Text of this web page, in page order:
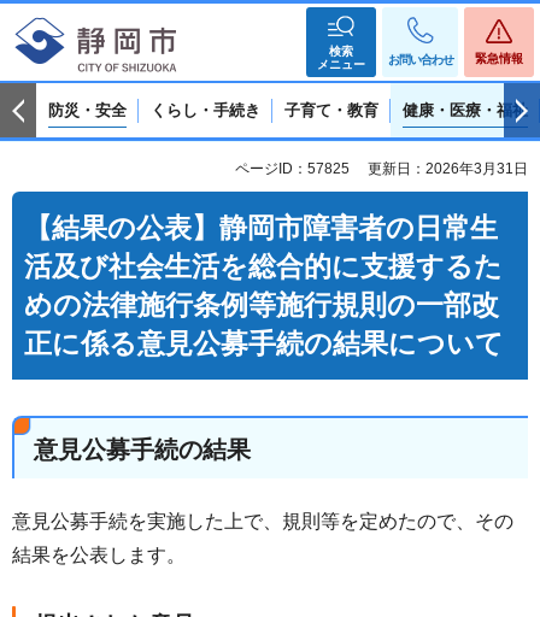
検索
メニュー
お問い合わせ 緊急情報
防災・安全 くらし・手続き 子育て・教育 健康・医療・福祉
ページID：57825 更新日：2026年3月31日
【結果の公表】静岡市障害者の日常生
活及び社会生活を総合的に支援するた
めの法律施行条例等施行規則の一部改
正に係る意見公募手続の結果について
意見公募手続の結果
意見公募手続を実施した上で、規則等を定めたので、その
結果を公表します。